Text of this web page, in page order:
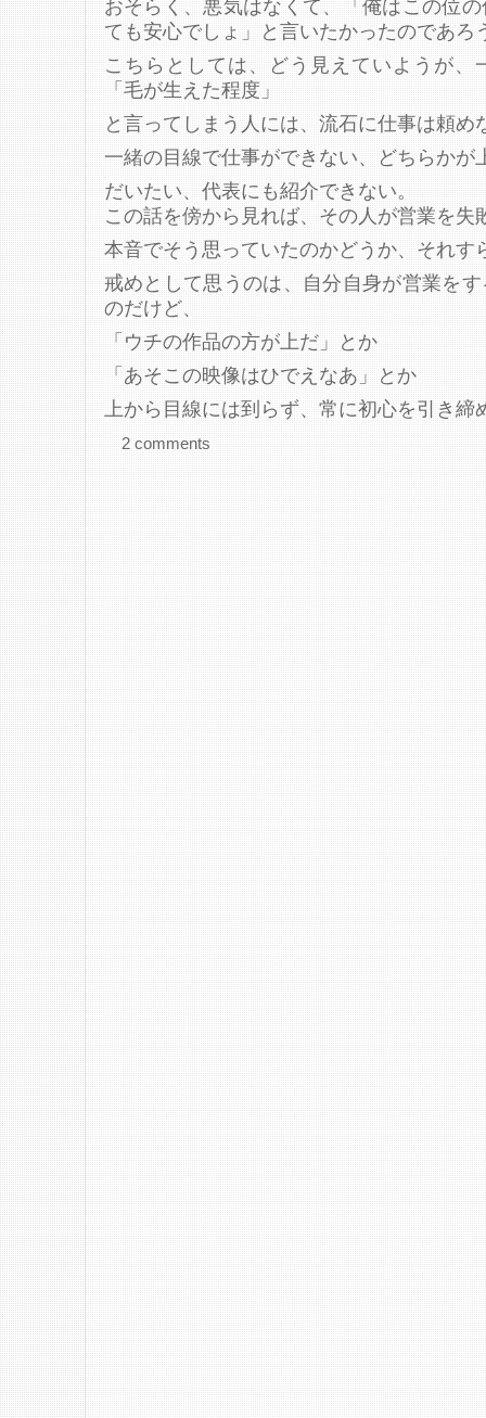
おそらく、悪気はなくて、「俺はこの位
ても安心でしょ」と言いたかったのであろ
こちらとしては、どう見えていようが、
「毛が生えた程度」
と言ってしまう人には、流石に仕事は頼め
一緒の目線で仕事ができない、どちらかが
だいたい、代表にも紹介できない。
この話を傍から見れば、その人が営業を失
本音でそう思っていたのかどうか、それす
戒めとして思うのは、自分自身が営業を
のだけど、
「ウチの作品の方が上だ」とか
「あそこの映像はひでえなあ」とか
上から目線には到らず、常に初心を引き締
2 comments